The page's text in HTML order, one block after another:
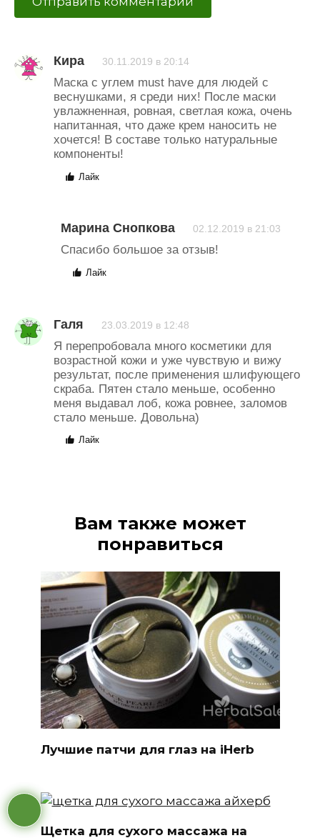
Кира 30.11.2019 в 20:14
Маска с углем must have для людей с
веснушками, я среди них! После маски
увлажненная, ровная, светлая кожа, очень
напитанная, что даже крем наносить не
хочется! В составе только натуральные
компоненты!
Лайк
Марина Снопкова 02.12.2019 в 21:03
Спасибо большое за отзыв!
Лайк
Галя 23.03.2019 в 12:48
Я перепробовала много косметики для
возрастной кожи и уже чувствую и вижу
результат, после применения шлифующего
скраба. Пятен стало меньше, особенно
меня выдавал лоб, кожа ровнее, заломов
стало меньше. Довольна)
Лайк
Вам также может
понравиться
Лучшие патчи для глаз на iHerb
Щетка для сухого массажа на